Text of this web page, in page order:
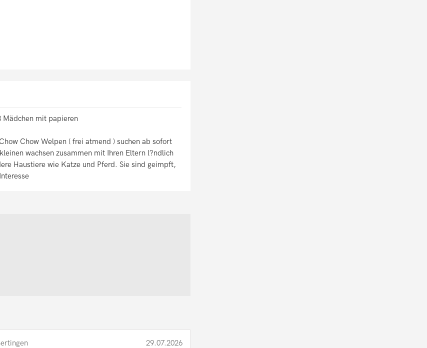
Mädchen mit papieren
Chow Welpen ( frei atmend ) suchen ab sofort
wachsen zusammen mit Ihren Eltern l?ndlich
Haustiere wie Katze und Pferd. Sie sind geimpft,
29.07.2026